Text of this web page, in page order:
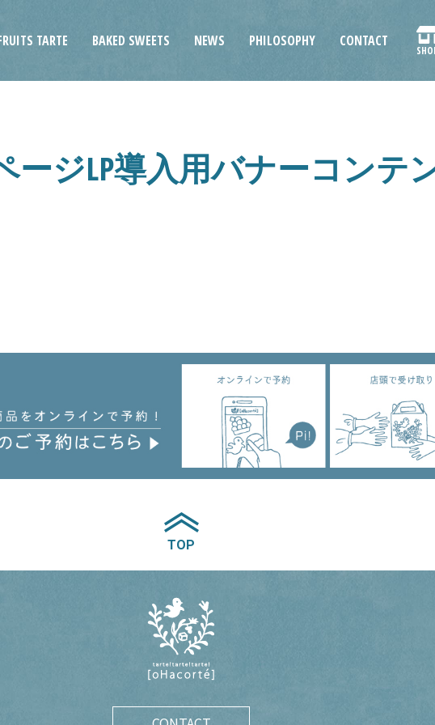
TARTE BAKED SWEETS NEWS PHILOSOPHY CONTACT
ージLP導入用バナーコンテ
TOP